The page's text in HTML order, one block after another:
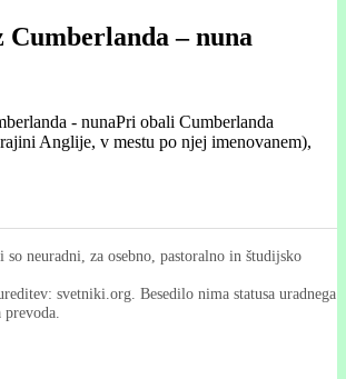
Cumberlanda – nuna
Pri obali Cumberlanda
Anglije, v mestu po njej imenovanem),
so neuradni, za osebno, pastoralno in študijsko
svetniki.org. Besedilo nima statusa uradnega